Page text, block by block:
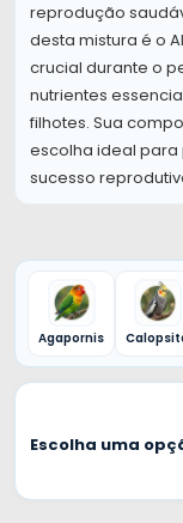
reprodução
desta mistura é o
crucial durante o
nutrientes
filhotes. Sua
escolha ideal
sucesso
Agapornis
Escolha uma